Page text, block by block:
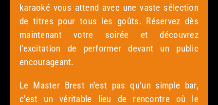
karaoké vous attend avec une vaste sélection
de titres pour tous les goûts. Réservez dès
maintenant votre soirée et découvrez
l’excitation de performer devant un public
encourageant.
Le Master Brest n’est pas qu’un simple bar,
c’est un véritable lieu de rencontre où le